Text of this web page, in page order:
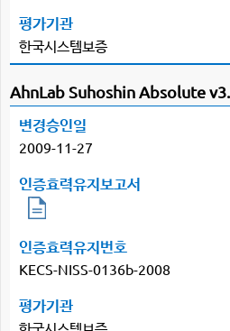
평가기관
한국시스템보증
AhnLab Suhoshin Absolute
변경승인일
2009-11-27
인증효력유지보고서
인증효력유지번호
KECS-NISS-0136b-2008
평가기관
한국시스템보증